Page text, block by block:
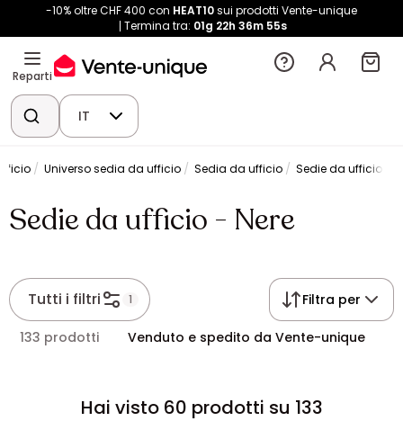
-10% oltre CHF 400 con HEAT10sui prodotti Vente-unique
Termina tra: 01g 22h 36m 55s
Reparti
IT
Universo sedia da ufficio Sedia da ufficio Sedie da ufficio -
Sedie da ufficio - Nere
Tutti i filtri 1 Filtra per
133 prodotti Venduto e spedito da Vente-unique
Hai visto 60 prodotti su 133